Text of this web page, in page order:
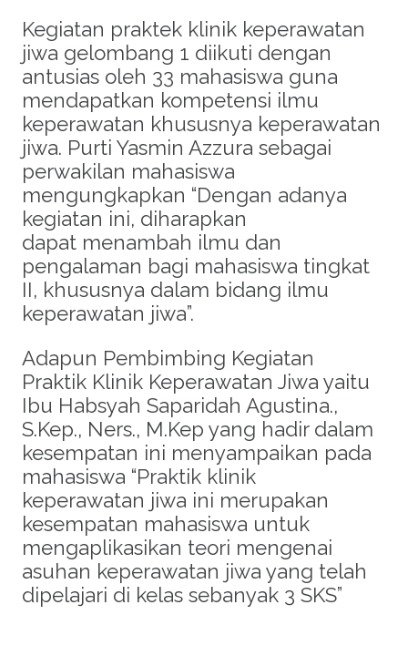
Kegiatan praktek klinik keperawatan
jiwa gelombang 1 diikuti dengan
antusias oleh 33 mahasiswa guna
mendapatkan kompetensi ilmu
keperawatan khususnya keperawatan
jiwa. Purti Yasmin Azzura sebagai
perwakilan mahasiswa
mengungkapkan “Dengan adanya
kegiatan ini, diharapkan
dapat menambah ilmu dan
pengalaman bagi mahasiswa tingkat
II, khususnya dalam bidang ilmu
keperawatan jiwa”.
Adapun Pembimbing Kegiatan
Praktik Klinik Keperawatan Jiwa yaitu
Ibu Habsyah Saparidah Agustina.,
S.Kep., Ners., M.Kep yang hadir dalam
kesempatan ini menyampaikan pada
mahasiswa “Praktik klinik
keperawatan jiwa ini merupakan
kesempatan mahasiswa untuk
mengaplikasikan teori mengenai
asuhan keperawatan jiwa yang telah
dipelajari di kelas sebanyak 3 SKS”